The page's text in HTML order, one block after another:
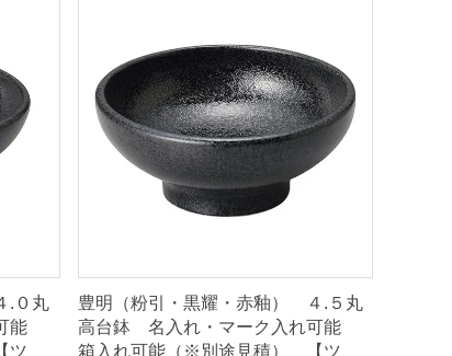
.０丸
能
ツ
豊明（粉引・黒耀・赤釉） ４.５丸
高台鉢 名入れ・マーク入れ可能
箱入れ可能（※別途見積） 【ツ